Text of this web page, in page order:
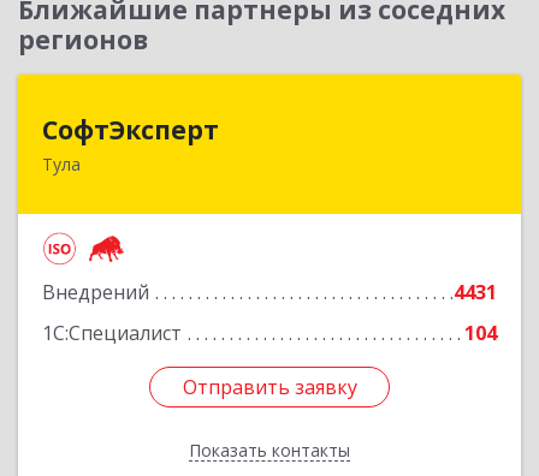
Ближайшие партнеры из соседних
регионов
СофтЭксперт
Тула
Внедрений
4431
1С:Специалист
104
Отправить заявку
Показать контакты
300013, Тульская обл, Тула г, Болдина ул, дом №
Отправить заявку
Назад